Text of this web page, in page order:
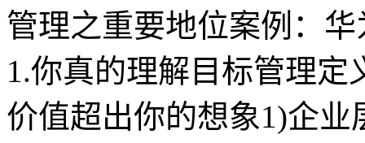
管理之重要地位案例：
1.你真的理解目标管理
价值超出你的想象1)企业